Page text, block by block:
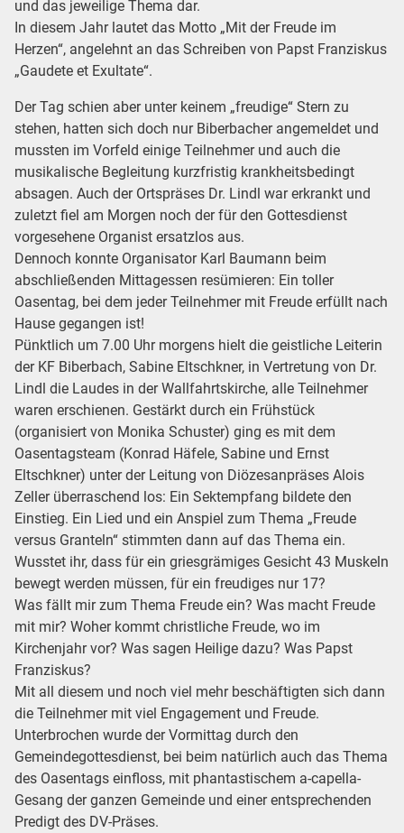
und das jeweilige Thema dar.
In diesem Jahr lautet das Motto „Mit der Freude im
Herzen“, angelehnt an das Schreiben von Papst Franziskus
„Gaudete et Exultate“.
Der Tag schien aber unter keinem „freudige“ Stern zu
stehen, hatten sich doch nur Biberbacher angemeldet und
mussten im Vorfeld einige Teilnehmer und auch die
musikalische Begleitung kurzfristig krankheitsbedingt
absagen. Auch der Ortspräses Dr. Lindl war erkrankt und
zuletzt fiel am Morgen noch der für den Gottesdienst
vorgesehene Organist ersatzlos aus.
Dennoch konnte Organisator Karl Baumann beim
abschließenden Mittagessen resümieren: Ein toller
Oasentag, bei dem jeder Teilnehmer mit Freude erfüllt nach
Hause gegangen ist!
Pünktlich um 7.00 Uhr morgens hielt die geistliche Leiterin
der KF Biberbach, Sabine Eltschkner, in Vertretung von Dr.
Lindl die Laudes in der Wallfahrtskirche, alle Teilnehmer
waren erschienen. Gestärkt durch ein Frühstück
(organisiert von Monika Schuster) ging es mit dem
Oasentagsteam (Konrad Häfele, Sabine und Ernst
Eltschkner) unter der Leitung von Diözesanpräses Alois
Zeller überraschend los: Ein Sektempfang bildete den
Einstieg. Ein Lied und ein Anspiel zum Thema „Freude
versus Granteln“ stimmten dann auf das Thema ein.
Wusstet ihr, dass für ein griesgrämiges Gesicht 43 Muskeln
bewegt werden müssen, für ein freudiges nur 17?
Was fällt mir zum Thema Freude ein? Was macht Freude
mit mir? Woher kommt christliche Freude, wo im
Kirchenjahr vor? Was sagen Heilige dazu? Was Papst
Franziskus?
Mit all diesem und noch viel mehr beschäftigten sich dann
die Teilnehmer mit viel Engagement und Freude.
Unterbrochen wurde der Vormittag durch den
Gemeindegottesdienst, bei beim natürlich auch das Thema
des Oasentags einfloss, mit phantastischem a-capella-
Gesang der ganzen Gemeinde und einer entsprechenden
Predigt des DV-Präses.